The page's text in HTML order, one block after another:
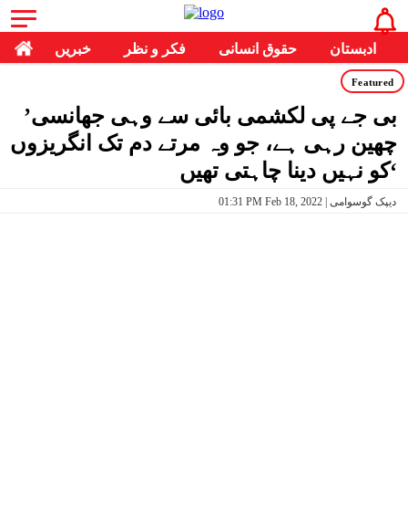
خبریں فکر و نظر حقوق انسانی ادبستان
Featured
’بی جے پی لکشمی بائی سے وہی جھانسی
چھین رہی ہے، جو وہ مرتے دم تک انگریزوں
کو نہیں دینا چاہتی تھیں‘
01:31 PM Feb 18, 2022 | دیپک گوسوامی